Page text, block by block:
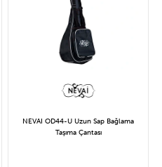
NEVAI OD44-U Uzun Sap Bağlama
Taşıma Çantası